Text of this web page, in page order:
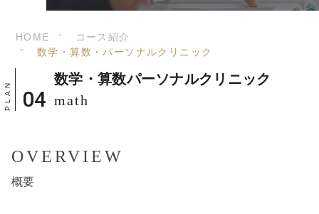
HOME
コース紹介
数学・算数・パーソナルクリニック
数学・算数パーソナルクリニック
math
OVERVIEW
概要